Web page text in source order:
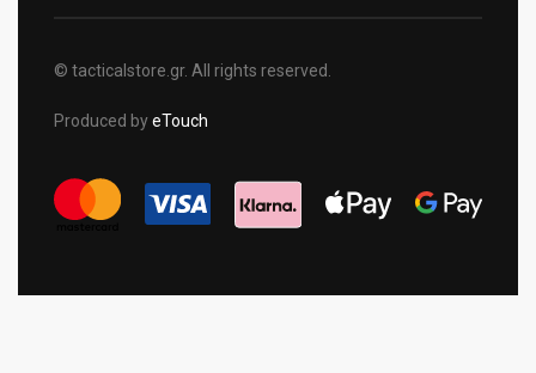
© tacticalstore.gr. All rights reserved.
Produced byeTouch